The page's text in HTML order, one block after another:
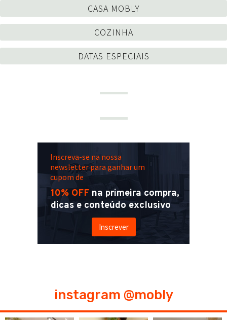
CASA MOBLY
COZINHA
DATAS ESPECIAIS
Inscreva-se na nossa
newsletter para ganhar um
cupom de
10% OFF na primeira compra,
dicas e conteúdo exclusivo
Inscrever
instagram @mobly